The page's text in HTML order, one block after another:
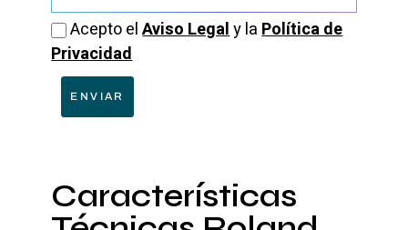
Acepto elAviso Legaly laPolítica de
Privacidad
ENVIAR
Características